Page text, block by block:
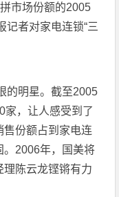
市场份额的2005
记者对家电连锁“三
的明星。截至2005
家，让人感受到了
份额占到家电连
。2006年，国美将
陈云龙铿锵有力